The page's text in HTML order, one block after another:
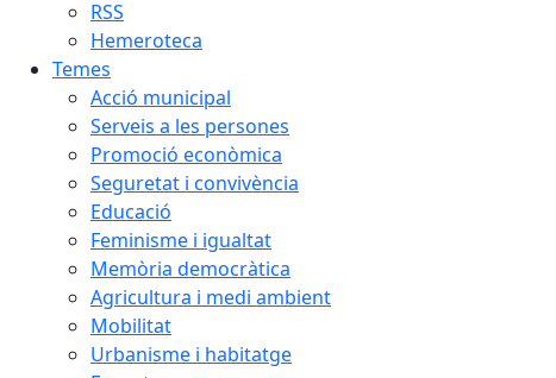
RSS
Hemeroteca
Temes
Acció municipal
Serveis a les persones
Promoció econòmica
Seguretat i convivència
Educació
Feminisme i igualtat
Memòria democràtica
Agricultura i medi ambient
Mobilitat
Urbanisme i habitatge